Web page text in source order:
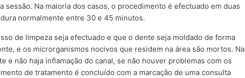
Na maioria dos casos, o procedimento é efectuado em duas
normalmente entre 30 e 45 minutos.
de limpeza seja efectuado e que o dente seja moldado de forma
e os microrganismos nocivos que residem na área são mortos. Na
não haja inflamação do canal, se não houver problemas com os
de tratamento é concluído com a marcação de uma consulta